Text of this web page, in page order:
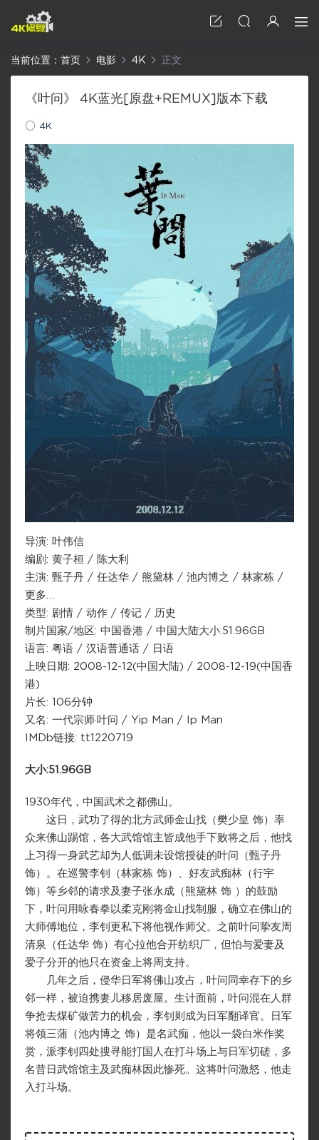
当前位置： 首页 电影 4K 正文
《叶问》 4K蓝光[原盘+REMUX]版本下载
4K
导演: 叶伟信
编剧: 黄子桓 / 陈大利
主演: 甄子丹 / 任达华 / 熊黛林 / 池内博之 / 林家栋 /
更多…
类型: 剧情 / 动作 / 传记 / 历史
制片国家/地区: 中国香港 / 中国大陆大小:51.96GB
语言: 粤语 / 汉语普通话 / 日语
上映日期: 2008-12-12(中国大陆) / 2008-12-19(中国香
港)
片长: 106分钟
又名: 一代宗师·叶问 / Yip Man / Ip Man
IMDb链接: tt1220719
大小:51.96GB
1930年代，中国武术之都佛山。
这日，武功了得的北方武师金山找（樊少皇 饰）率
众来佛山踢馆，各大武馆馆主皆成他手下败将之后，他找
上习得一身武艺却为人低调未设馆授徒的叶问（甄子丹
饰）。在巡警李钊（林家栋 饰）、好友武痴林（行宇
饰）等乡邻的请求及妻子张永成（熊黛林 饰 ）的鼓励
下，叶问用咏春拳以柔克刚将金山找制服，确立在佛山的
大师傅地位，李钊更私下将他视作师父。之前叶问挚友周
清泉（任达华 饰）有心拉他合开纺织厂，但怕与爱妻及
爱子分开的他只在资金上将周支持。
几年之后，侵华日军将佛山攻占，叶问同幸存下的乡
邻一样，被迫携妻儿移居废屋。生计面前，叶问混在人群
争抢去煤矿做苦力的机会，李钊则成为日军翻译官。日军
将领三蒲（池内博之 饰）是名武痴，他以一袋白米作奖
赏，派李钊四处搜寻能打国人在打斗场上与日军切磋，多
名昔日武馆馆主及武痴林因此惨死。这将叶问激怒，他走
入打斗场。